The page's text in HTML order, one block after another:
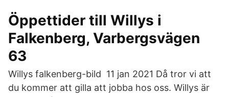
Öppettider till Willys i
Falkenberg, Varbergsvägen
63
Willys falkenberg-bild 11 jan 2021 Då tror vi att
du kommer att gilla att jobba hos oss. Willys är